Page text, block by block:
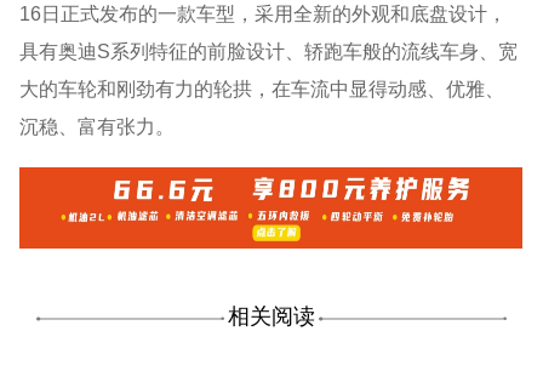
16日正式发布的一款车型，采用全新的外观和底盘设计，
具有奥迪S系列特征的前脸设计、轿跑车般的流线车身、宽
大的车轮和刚劲有力的轮拱，在车流中显得动感、优雅、
沉稳、富有张力。
相关阅读